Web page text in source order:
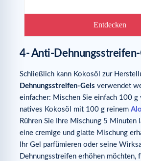
Entdecken
4- Anti-Dehnungsstreifen-
Schließlich kann Kokosöl zur
Dehnungsstreifen-Gels verwendet
einfacher: Mischen Sie einfach 100 g
natives Kokosöl mit 100 g reinem
Rühren Sie Ihre Mischung 5 Minuten
eine cremige und glatte Mischung
Ihr Gel parfümieren oder seine
Dehnungsstreifen erhöhen möchten,